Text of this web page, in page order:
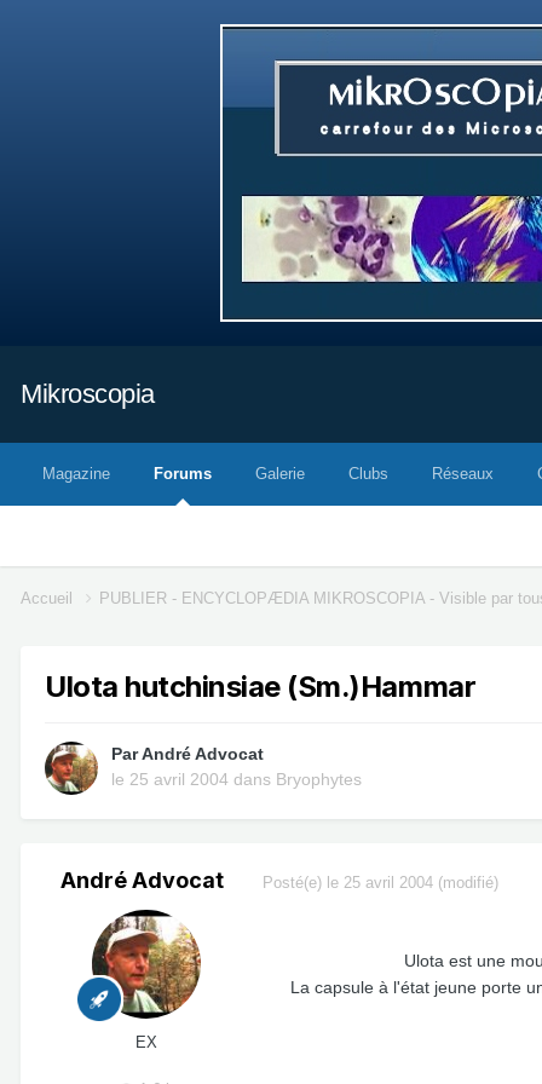
Mikroscopia
Magazine Forums Galerie Clubs Réseaux
Accueil PUBLIER - ENCYCLOPÆDIA MIKROSCOPIA - Visible par
Ulota hutchinsiae (Sm.)Hammar
ParAndré Advocat
le 25 avril 2004 dans Bryophytes
André Advocat
EX
Posté(e) le 25 avril 2004 (modifié)
Ulota est une
La capsule à l'état jeune porte